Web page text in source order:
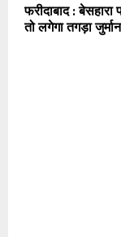
फरीदाबाद :
तो लगेगा तगड़ा